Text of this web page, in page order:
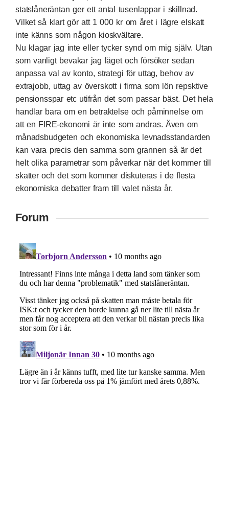
statslåneräntan ger ett antal tusenlappar i skillnad.
Vilket så klart gör att 1 000 kr om året i lägre elskatt
inte känns som någon kioskvältare.
Nu klagar jag inte eller tycker synd om mig själv. Utan
som vanligt bevakar jag läget och försöker sedan
anpassa val av konto, strategi för uttag, behov av
extrajobb, uttag av överskott i firma som lön repsktive
pensionsspar etc utifrån det som passar bäst. Det hela
handlar bara om en betraktelse och påminnelse om
att en FIRE-ekonomi är inte som andras. Även om
månadsbudgeten och ekonomiska levnadsstandarden
kan vara precis den samma som grannen så är det
helt olika parametrar som påverkar när det kommer till
skatter och det som kommer diskuteras i de flesta
ekonomiska debatter fram till valet nästa år.
Forum